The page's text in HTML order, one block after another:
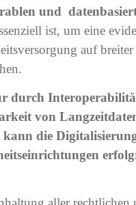
und
ist, um eine
auf breiter
durch
von
die